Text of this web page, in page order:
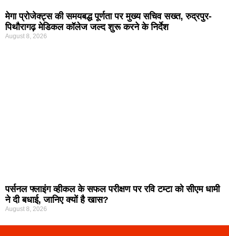
मेगा प्रोजेक्ट्स की समयबद्ध पूर्णता पर मुख्य सचिव सख्त, रुद्रपुर-
पिथौरागढ़ मेडिकल कॉलेज जल्द शुरू करने के निर्देश
August 8, 2026
पर्सनल फ्लाइंग व्हीकल के सफल परीक्षण पर रवि टम्टा को सीएम धामी
ने दी बधाई, जानिए क्यों है खास?
August 8, 2026